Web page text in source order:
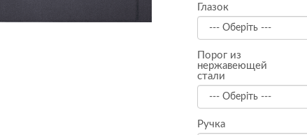
Глазок
Порог из
нержавеющей
стали
Ручка